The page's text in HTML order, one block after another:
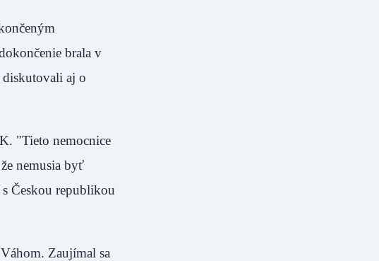
brala v
aj o
"Tieto nemocnice
nemusia byť
Českou republikou
Zaujímal sa